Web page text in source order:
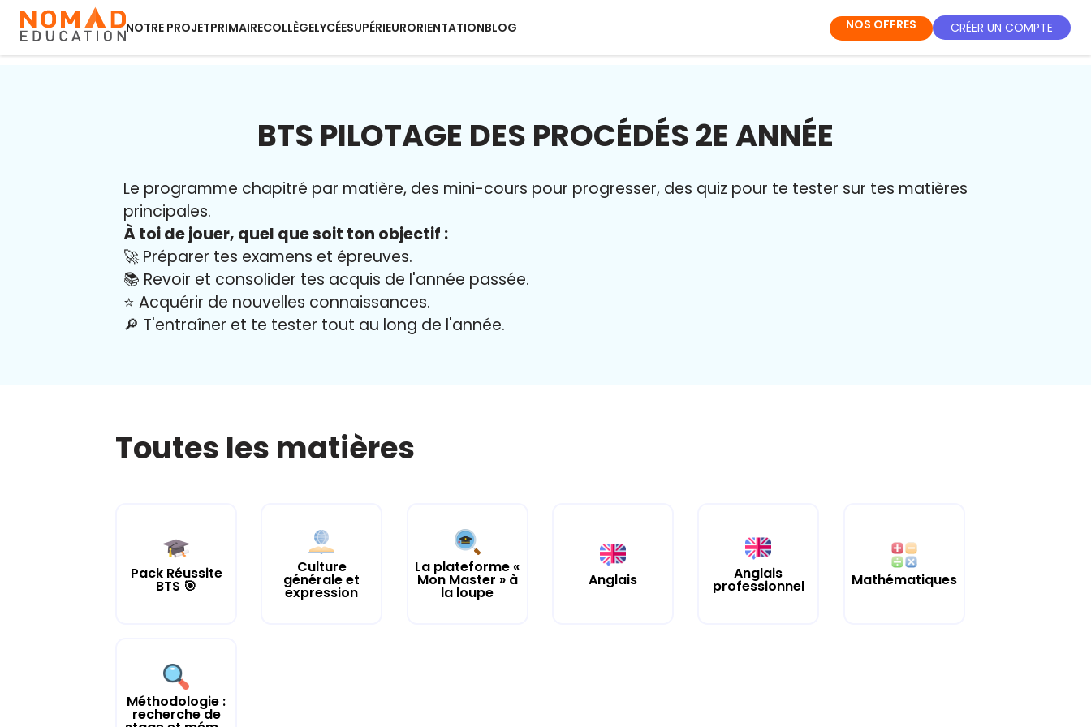
NOTRE PROJETPRIMAIRECOLLÈGELYCÉESUPÉRIEURORIENTATIONBLOG NOS OFFRES CRÉER UN COMPTE
BTS PILOTAGE DES PROCÉDÉS 2E ANNÉE
Le programme chapitré par matière, des mini-cours pour progresser, des quiz pour te tester sur tes matières
principales.
À toi de jouer, quel que soit ton objectif :
🚀 Préparer tes examens et épreuves.
📚 Revoir et consolider tes acquis de l'année passée.
⭐️ Acquérir de nouvelles connaissances.
🔎 T'entraîner et te tester tout au long de l'année.
Toutes les matières
Pack Réussite
BTS 🎯
Culture
générale et
expression
La plateforme «
Mon Master » à
la loupe
Anglais Anglais
professionnel Mathématiques
Méthodologie :
recherche de